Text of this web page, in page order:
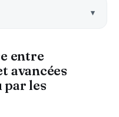
entre
avancées
par les